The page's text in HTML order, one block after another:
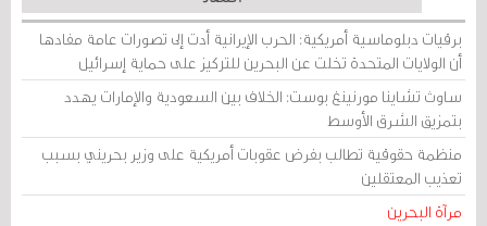
برقيات دبلوماسية أمريكية: الحرب الإيرانية أدت إلى تصورات عامة مفادها
أن الولايات المتحدة تخلت عن البحرين للتركيز على حماية إسرائيل
ساوث تشاينا مورنينغ بوست: الخلاف بين السعودية والإمارات يهدد
بتمزيق الشرق الأوسط
منظمة حقوقية تطالب بفرض عقوبات أمريكية على وزير بحريني بسبب
تعذيب المعتقلين
مرآة البحرين